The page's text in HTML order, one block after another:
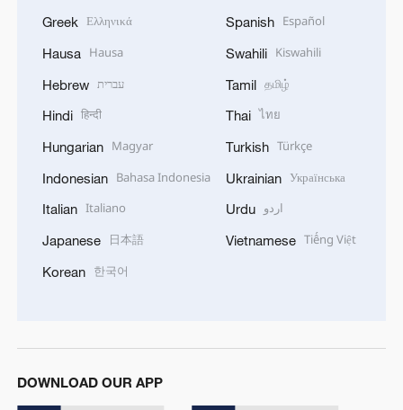
Greek Ελληνικά
Hausa Hausa
Hebrew עברית
Hindi हिन्दी
Hungarian Magyar
Indonesian Bahasa Indonesia
Italian Italiano
Japanese 日本語
Korean 한국어
Spanish Español
Swahili Kiswahili
Tamil தமிழ்
Thai ไทย
Turkish Türkçe
Ukrainian Українська
Urdu اردو
Vietnamese Tiếng Việt
DOWNLOAD OUR APP